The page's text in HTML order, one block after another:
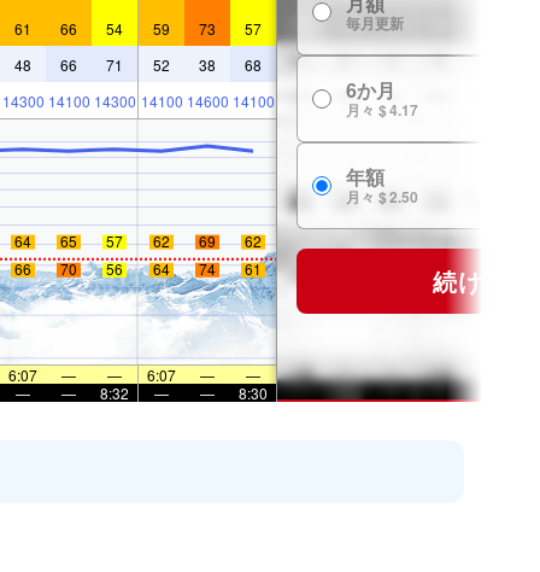
61
66 54 59 73
57
48
66 71 52 38
68
14300 14100 14300 14100 14600 14100
64 65 57 62 69
62
66
70 56 64 74 61
6:07 — — 6:07 —
—
—
— 8:32 — — 8:30
毎月更新
6か月
月々 $ 4.17
年額
月々 $ 2.50
続ける